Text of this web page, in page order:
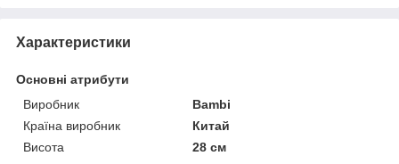
Характеристики
Основні атрибути
Виробник
Bambi
Країна виробник
Китай
Висота
28 см